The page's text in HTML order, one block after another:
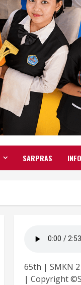
SARPRAS
65th | SMKN 2
| Copyright